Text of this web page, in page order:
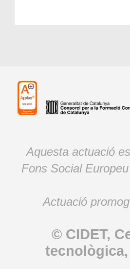
Aquesta actuació
Fons Social
Actuació
© CIDET,
tecnològica,